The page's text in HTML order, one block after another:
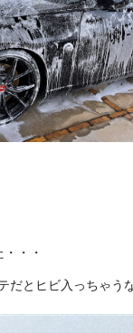
・・
だとヒビ入っちゃう